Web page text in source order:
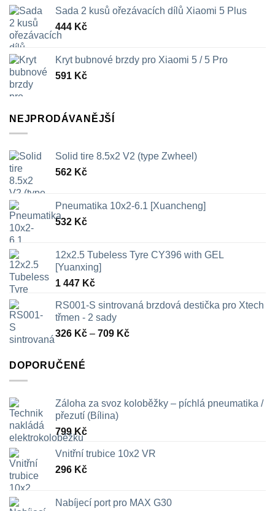
Sada 2 kusů ořezávacích dílů Xiaomi 5 Plus
444 Kč
Kryt bubnové brzdy pro Xiaomi 5 / 5 Pro
591 Kč
NEJPRODÁVANĚJŠÍ
Solid tire 8.5x2 V2 (type Zwheel)
562 Kč
Pneumatika 10x2-6.1 [Xuancheng]
532 Kč
12x2.5 Tubeless Tyre CY396 with GEL
[Yuanxing]
1 447 Kč
RS001-S sintrovaná brzdová destička pro Xtech
třmen - 2 sady
326 Kč – 709 KčRozpětí
DOPORUČENÉ
Záloha za svoz koloběžky – píchlá pneumatika /
přezutí (Bílina)
799Kč
Vnitřní trubice 10x2 VR
296 Kč
Nabíjecí port pro MAX G30